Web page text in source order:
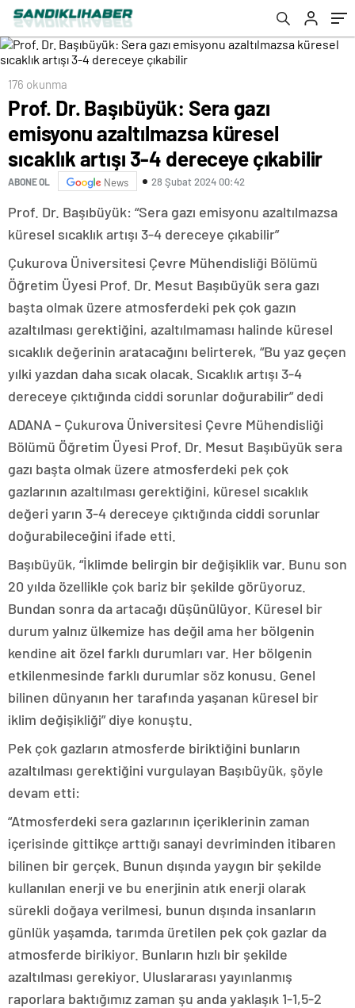
dereceye çıkabilir
176 okunma
Prof. Dr. Başıbüyük: Sera gazı
emisyonu azaltılmazsa küresel
sıcaklık artışı 3-4 dereceye çıkabilir
ABONE OL News 28 Şubat 2024 00:42
Prof. Dr. Başıbüyük: “Sera gazı emisyonu azaltılmazsa
küresel sıcaklık artışı 3-4 dereceye çıkabilir”
Çukurova Üniversitesi Çevre Mühendisliği Bölümü
Öğretim Üyesi Prof. Dr. Mesut Başıbüyük sera gazı
başta olmak üzere atmosferdeki pek çok gazın
azaltılması gerektiğini, azaltılmaması halinde küresel
sıcaklık değerinin aratacağını belirterek, “Bu yaz geçen
yılki yazdan daha sıcak olacak. Sıcaklık artışı 3-4
dereceye çıktığında ciddi sorunlar doğurabilir” dedi
ADANA – Çukurova Üniversitesi Çevre Mühendisliği
Bölümü Öğretim Üyesi Prof. Dr. Mesut Başıbüyük sera
gazı başta olmak üzere atmosferdeki pek çok
gazlarının azaltılması gerektiğini, küresel sıcaklık
değeri yarın 3-4 dereceye çıktığında ciddi sorunlar
doğurabileceğini ifade etti.
Başıbüyük, “İklimde belirgin bir değişiklik var. Bunu son
20 yılda özellikle çok bariz bir şekilde görüyoruz.
Bundan sonra da artacağı düşünülüyor. Küresel bir
durum yalnız ülkemize has değil ama her bölgenin
kendine ait özel farklı durumları var. Her bölgenin
etkilenmesinde farklı durumlar söz konusu. Genel
bilinen dünyanın her tarafında yaşanan küresel bir
iklim değişikliği” diye konuştu.
Pek çok gazların atmosferde biriktiğini bunların
azaltılması gerektiğini vurgulayan Başıbüyük, şöyle
devam etti:
“Atmosferdeki sera gazlarının içeriklerinin zaman
içerisinde gittikçe arttığı sanayi devriminden itibaren
bilinen bir gerçek. Bunun dışında yaygın bir şekilde
kullanılan enerji ve bu enerjinin atık enerji olarak
sürekli doğaya verilmesi, bunun dışında insanların
günlük yaşamda, tarımda üretilen pek çok gazlar da
atmosferde birikiyor. Bunların hızlı bir şekilde
azaltılması gerekiyor. Uluslararası yayınlanmış
raporlara baktığımız zaman şu anda yaklaşık 1-1,5-2